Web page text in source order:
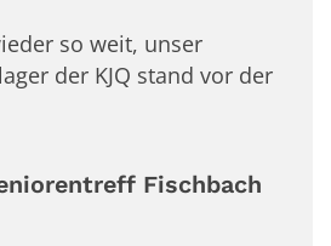
so weit, unser
der KJQ stand vor der
Fischbach